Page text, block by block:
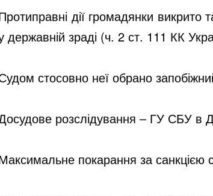
дії громадянки викрито
державній зраді (ч. 2 ст. 111 КК
стосовно неї обрано
розслідування – ГУ СБУ в
покарання за санкцією